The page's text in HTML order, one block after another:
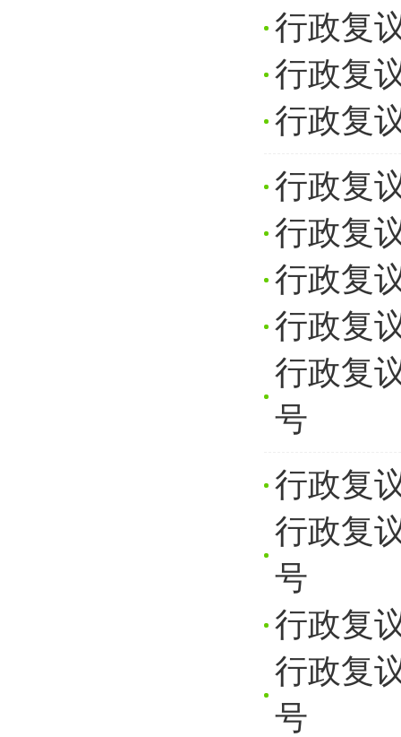
行政复
行政复
行政复
行政复
行政复
行政复
行政复
行政复
号
行政复
行政复
号
行政复
行政复
号